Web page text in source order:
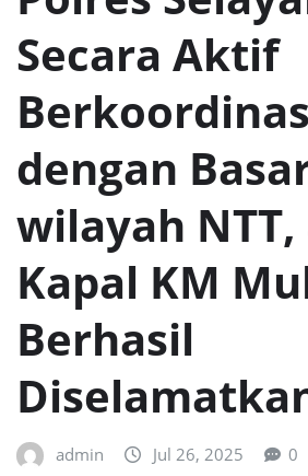
Secara Aktif
dengan
wilayah
Kapal KM
Berhasil
admin Jul 26, 2025 0